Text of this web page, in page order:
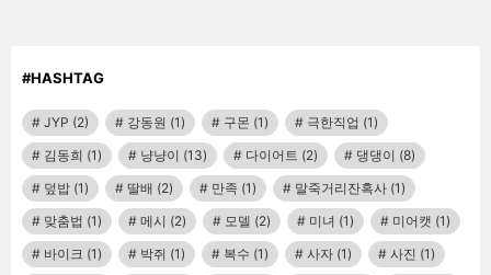
#HASHTAG
JYP (2) 강동원 (1) 구몬 (1) 극한직업 (1)
김동희 (1) 냥냥이 (13) 다이어트 (2) 댕댕이 (8)
덮밥 (1) 딸배 (2) 만족 (1) 말죽거리잔혹사 (1)
맞춤법 (1) 메시 (2) 모델 (2) 미녀 (1) 미어캣 (1)
바이크 (1) 박쥐 (1) 복수 (1) 사자 (1) 사진 (1)